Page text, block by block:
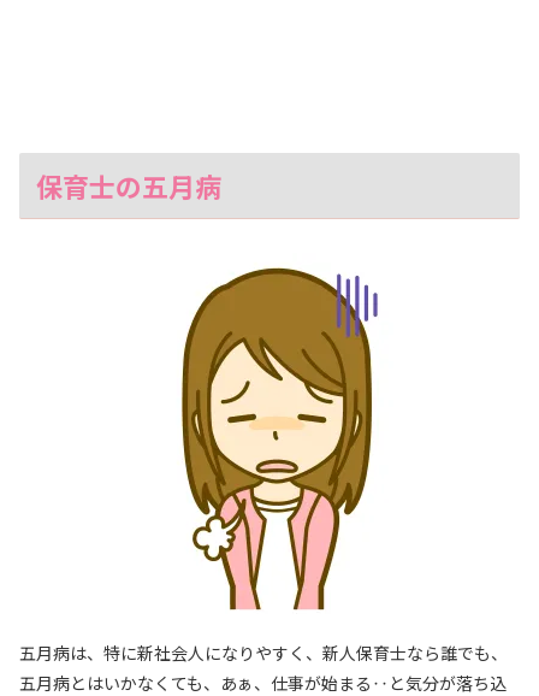
保育士の五月病
五月病は、特に新社会人になりやすく、新人保育士なら誰でも、
五月病とはいかなくても、あぁ、仕事が始まる‥と気分が落ち込